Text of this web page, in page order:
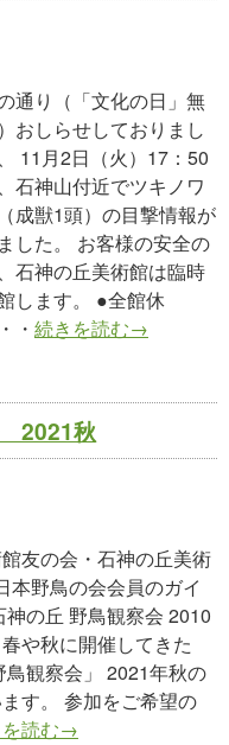
通り（「文化の日」無
おしらせしておりまし
11月2日（火）17：50
石神山付近でツキノワ
成獣1頭）の目撃情報が
した。 お客様の安全の
石神の丘美術館は臨時
します。 ●全館休
・ 続きを読む→
2021秋
友の会・石神の丘美術
本野鳥の会会員のガイ
神の丘 野鳥観察会 2010
や秋に開催してきた
鳥観察会」 2021年秋の
す。 参加をご希望の
読む→